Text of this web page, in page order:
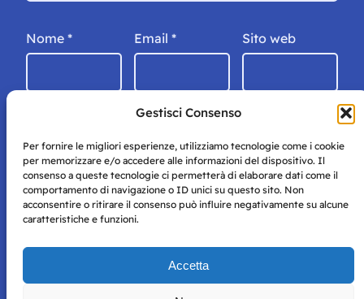
Gestisci Consenso
Per fornire le migliori esperienze, utilizziamo tecnologie come i cookie
per memorizzare e/o accedere alle informazioni del dispositivo. Il
consenso a queste tecnologie ci permetterà di elaborare dati come il
comportamento di navigazione o ID unici su questo sito. Non
acconsentire o ritirare il consenso può influire negativamente su alcune
caratteristiche e funzioni.
Accetta
Nome * Email * Sito web
Storie di Napoli è una testata registrata presso il tribunale di